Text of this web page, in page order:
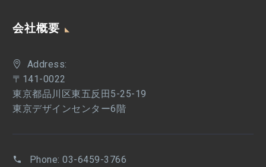
会社概要
Address:
〒141-0022
東京都品川区東五反田5-25-19
東京デザインセンター6階
Phone: 03-6459-3766